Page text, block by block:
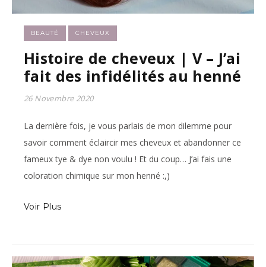
BEAUTÉ CHEVEUX
Histoire de cheveux | V – J’ai
fait des infidélités au henné
26 Novembre 2020
La dernière fois, je vous parlais de mon dilemme pour
savoir comment éclaircir mes cheveux et abandonner ce
fameux tye & dye non voulu ! Et du coup… J’ai fais une
coloration chimique sur mon henné :,)
Voir Plus